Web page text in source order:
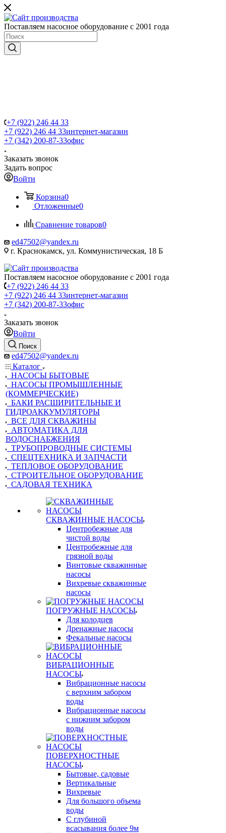
Поставляем насосное оборудование с 2001 года
+7 (922) 246 44 33
+7 (922) 246 44 33интернет-магазин
+7 (342) 200-87-33офис
Заказать звонок
Задать вопрос
Войти
Корзина0
Отложенные0
Сравнение товаров0
ed47502@yandex.ru
г. Краснокамск, ул. Коммунистическая, 18 Б
Поставляем насосное оборудование с 2001 года
+7 (922) 246 44 33
+7 (922) 246 44 33интернет-магазин
+7 (342) 200-87-33офис
Заказать звонок
Войти
Поиск
ed47502@yandex.ru
Каталог
НАСОСЫ БЫТОВЫЕ
НАСОСЫ ПРОМЫШЛЕННЫЕ
(КОММЕРЧЕСКИЕ)
БАКИ РАСШИРИТЕЛЬНЫЕ И
ГИДРОАККУМУЛЯТОРЫ
ВСЕ ДЛЯ СКВАЖИНЫ
АВТОМАТИКА ДЛЯ
ВОДОСНАБЖЕНИЯ
ТРУБОПРОВОДНЫЕ СИСТЕМЫ
СПЕЦТЕХНИКА И ЗАПЧАСТИ
ТЕПЛОВОЕ ОБОРУДОВАНИЕ
СТРОИТЕЛЬНОЕ ОБОРУДОВАНИЕ
САДОВАЯ ТЕХНИКА
СКВАЖИННЫЕ НАСОСЫ
Центробежные для
чистой воды
Центробежные для
грязной воды
Винтовые скважинные
насосы
Вихревые скважинные
насосы
ПОГРУЖНЫЕ НАСОСЫ
Для колодцев
Дренажные насосы
Фекальные насосы
ВИБРАЦИОННЫЕ
НАСОСЫ
Вибрационные насосы
с верхним забором
воды
Вибрационные насосы
с нижним забором
воды
ПОВЕРХНОСТНЫЕ
НАСОСЫ
Бытовые, садовые
Вертикальные
Вихревые
Для большого объема
воды
С глубиной
всасывания более 9м